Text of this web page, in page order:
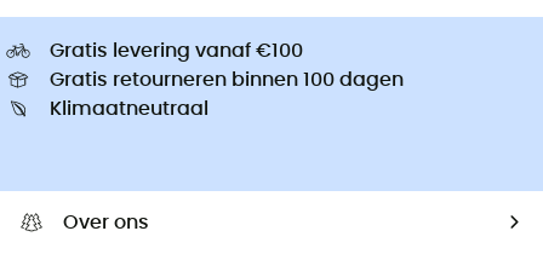
Gratis levering vanaf €100
Gratis retourneren binnen 100 dagen
Klimaatneutraal
Over ons